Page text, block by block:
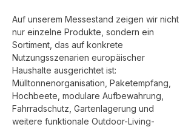
Auf unserem Messestand zeigen wir nicht
nur einzelne Produkte, sondern ein
Sortiment, das auf konkrete
Nutzungsszenarien europäischer
Haushalte ausgerichtet ist:
Mülltonnenorganisation, Paketempfang,
Hochbeete, modulare Aufbewahrung,
Fahrradschutz, Gartenlagerung und
weitere funktionale Outdoor-Living-